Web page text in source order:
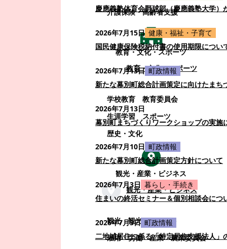
介護保険・高齢者支援
教育・文化・スポーツ
教育・文化・スポーツ
学校教育
教育委員会
生涯学習
スポーツ
歴史・文化
観光・産業・ビジネス
観光・産業・ビジネス
観光
観光・イベント
雇用・労働
産業
農業委員会
慶應義塾体育会野球部（慶應義塾大学）
2026年7月15日 健康・福祉・子育て
国民健康保険税納付書の使用期限につい
2026年7月13日 町政情報
新たな幕別町総合計画策定に向けたまち
2026年7月13日
幕別町まちづくりワークショップの実施
2026年7月10日 町政情報
新たな幕別町総合計画策定方針について
2026年7月3日 暮らし・手続き
住まいの終活セミナー＆個別相談会につ
2026年7月3日 町政情報
二地域居住に係る「特定居住支援法人」